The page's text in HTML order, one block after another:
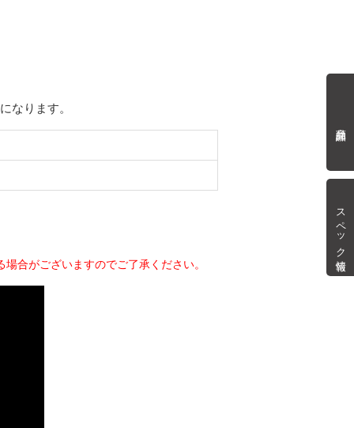
スペック情報
なります。
合がございますのでご了承ください。